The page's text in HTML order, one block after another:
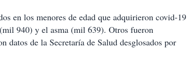
en los menores de edad que adquirieron covid-19
940) y el asma (mil 639). Otros fueron
datos de la Secretaría de Salud desglosados por